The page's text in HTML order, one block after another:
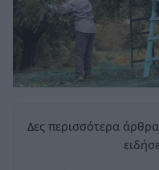
Δες περισσότερα